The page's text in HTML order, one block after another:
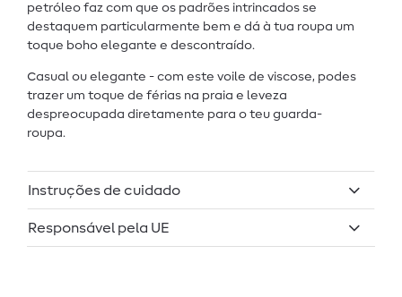
petróleo faz com que os padrões intrincados se
destaquem particularmente bem e dá à tua roupa um
toque boho elegante e descontraído.
Casual ou elegante - com este voile de viscose, podes
trazer um toque de férias na praia e leveza
despreocupada diretamente para o teu guarda-
roupa.
Instruções de cuidado
Responsável pela UE